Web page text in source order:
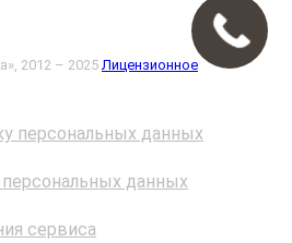
2012 – 2025 Лицензионное
персональных данных
данных
сервиса